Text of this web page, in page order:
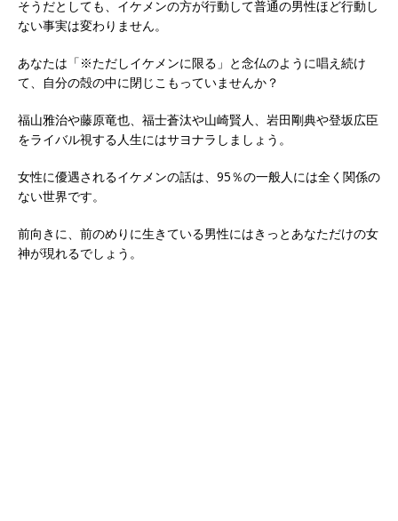
そうだとしても、イケメンの方が行動して普通の男性ほど行動し
ない事実は変わりません。
あなたは「※ただしイケメンに限る」と念仏のように唱え続け
て、自分の殻の中に閉じこもっていませんか？
福山雅治や藤原竜也、福士蒼汰や山崎賢人、岩田剛典や登坂広臣
をライバル視する人生にはサヨナラしましょう。
女性に優遇されるイケメンの話は、95％の一般人には全く関係の
ない世界です。
前向きに、前のめりに生きている男性にはきっとあなただけの女
神が現れるでしょう。